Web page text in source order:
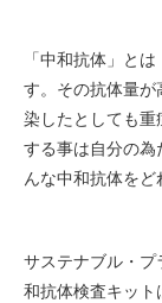
「中和抗体」と
す。その抗体量
染したとしても
する事は自分の
んな中和抗体を
サステナブル・
和抗体検査キット